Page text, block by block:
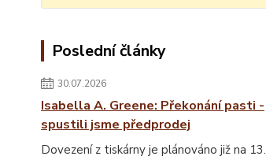
Poslední články
30.07.2026
Isabella A. Greene: Překonání pasti -
spustili jsme předprodej
Dovezení z tiskárny je plánováno již na 13.